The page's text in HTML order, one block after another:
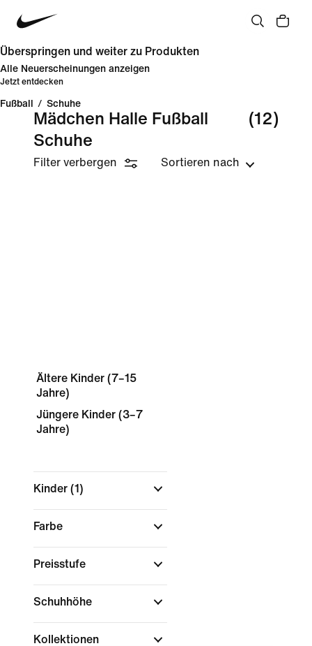
Überspringen und weiter zu Produkten
Alle Neuerscheinungen anzeigen
Jetzt entdecken
Fußball / Schuhe
Mädchen Halle Fußball
Schuhe
(12)
Filter verbergen Sortieren nach
Ältere Kinder (7–15
Jahre)
Jüngere Kinder (3–7
Jahre)
Kinder (1)
Farbe
Preisstufe
Schuhhöhe
Kollektionen